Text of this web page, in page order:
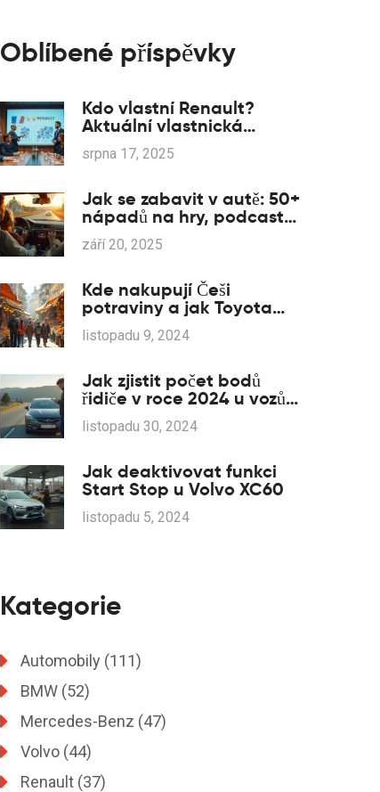
Oblíbené příspěvky
Kdo vlastní Renault?
Aktuální vlastnická
struktura automobilky v
roce 2025
srpna 17, 2025
Jak se zabavit v autě: 50+
nápadů na hry, podcasty
a rituály na cesty (2025)
září 20, 2025
Kde nakupují Češi
potraviny a jak Toyota
ovlivňuje trh
listopadu 9, 2024
Jak zjistit počet bodů
řidiče v roce 2024 u vozů
Opel
listopadu 30, 2024
Jak deaktivovat funkci
Start Stop u Volvo XC60
listopadu 5, 2024
Kategorie
Automobily (111)
BMW (52)
Mercedes-Benz (47)
Volvo (44)
Renault (37)